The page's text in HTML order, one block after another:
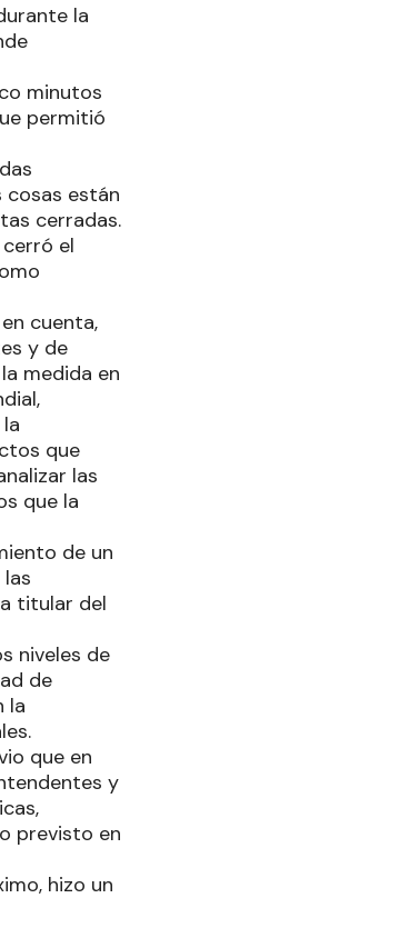
la
minutos
permitió
cosas están
cerradas.
el
cuenta,
y de
medida en
que
las
que la
de un
titular del
niveles de
de
la
que en
y
previsto en
hizo un